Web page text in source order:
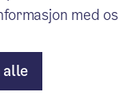
/ 20.02.2026
med
alle